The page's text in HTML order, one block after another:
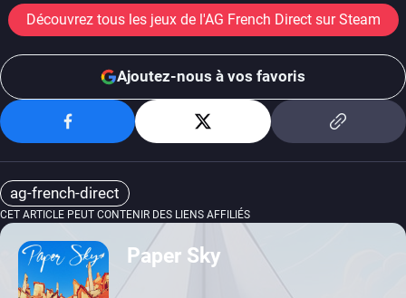
Découvrez tous les jeux de l'AG French Direct sur Steam
Ajoutez-nous à vos favoris
ag-french-direct
CET ARTICLE PEUT CONTENIR DES LIENS AFFILIÉS
Paper Sky